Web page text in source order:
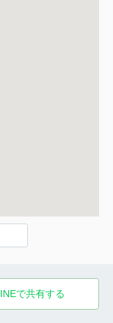
で共有する